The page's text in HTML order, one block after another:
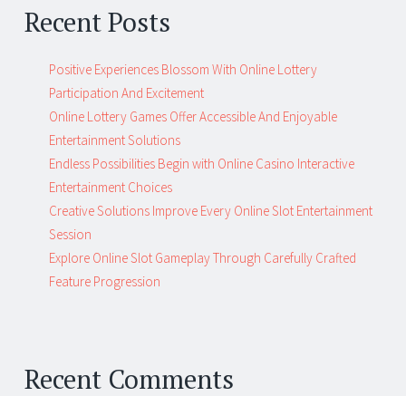
Recent Posts
Positive Experiences Blossom With Online Lottery
Participation And Excitement
Online Lottery Games Offer Accessible And Enjoyable
Entertainment Solutions
Endless Possibilities Begin with Online Casino Interactive
Entertainment Choices
Creative Solutions Improve Every Online Slot Entertainment
Session
Explore Online Slot Gameplay Through Carefully Crafted
Feature Progression
Recent Comments